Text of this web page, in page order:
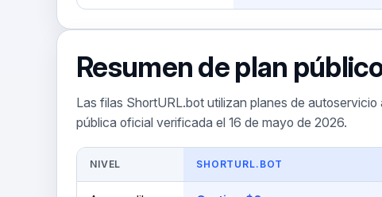
Resumen de plan
Las filas ShortURL.bot utilizan planes de
pública oficial verificada el 16 de mayo de 2026.
NIVEL SHORTURL.BOT